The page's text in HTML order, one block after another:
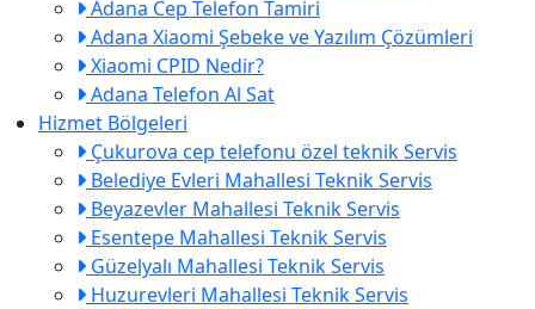
Adana Cep Telefon Tamiri
Adana Xiaomi Şebeke ve Yazılım Çözümleri
Xiaomi CPID Nedir?
Adana Telefon Al Sat
Hizmet Bölgeleri
Çukurova cep telefonu özel teknik Servis
Belediye Evleri Mahallesi Teknik Servis
Beyazevler Mahallesi Teknik Servis
Esentepe Mahallesi Teknik Servis
Güzelyalı Mahallesi Teknik Servis
Huzurevleri Mahallesi Teknik Servis